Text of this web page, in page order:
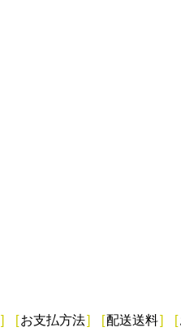
] [お支払方法] [配送送料] [